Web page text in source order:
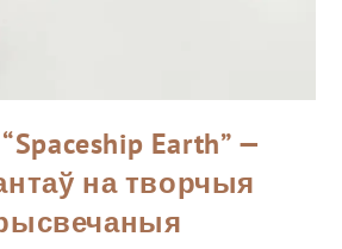
Earth” —
на творчыя